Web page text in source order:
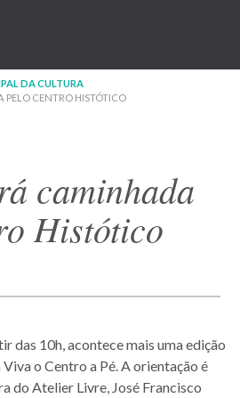
DA CULTURA
CENTRO HISTÓTICO
caminhada
Histótico
das 10h, acontece mais uma edição
o Centro a Pé. A orientação é
do Atelier Livre, José Francisco